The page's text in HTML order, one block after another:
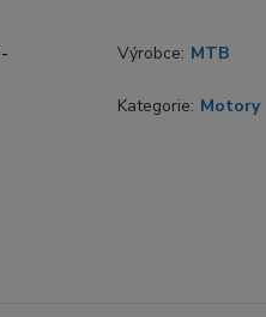
Výrobce: MTB
Kategorie: Motory